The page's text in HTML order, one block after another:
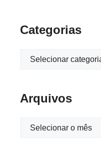
Categorias
Arquivos